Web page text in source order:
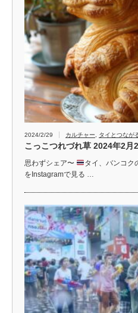
2024/2/29 カルチャー タイとつなが
こっこつれづれ草 2024年2月
思わずシェア〜 タイ、バンコク
をInstagramで見る …